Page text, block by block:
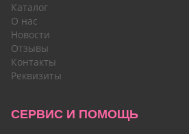
Каталог
О нас
Новости
Отзывы
Контакты
Реквизиты
СЕРВИС И ПОМОЩЬ